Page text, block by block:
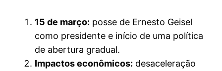
15 de março: posse de Ernesto Geisel
como presidente e início de uma política
de abertura gradual.
Impactos econômicos: desaceleração